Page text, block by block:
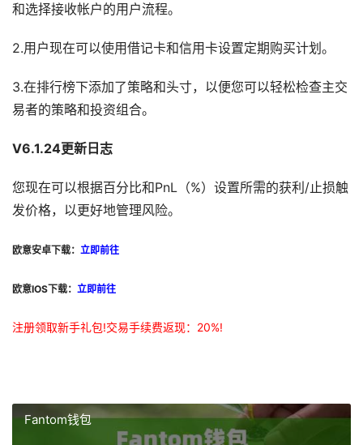
和选择接收帐户的用户流程。
2.用户现在可以使用借记卡和信用卡设置定期购买计划。
3.在排行榜下添加了策略和头寸，以便您可以轻松检查主交
易者的策略和投资组合。
V6.1.24更新日志
您现在可以根据百分比和PnL（%）设置所需的获利/止损触
发价格，以更好地管理风险。
欧意安卓下载： 立即前往
欧意IOS下载： 立即前往
注册领取新手礼包!交易手续费返现：20%!
Fantom钱包